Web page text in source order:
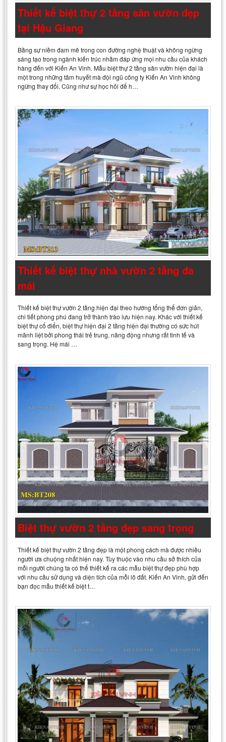
Thiết kế biệt thự 2 tầng sân vườn đẹp
tại Hậu Giang
Bằng sự niềm đam mê trong con đường nghệ thuật và không ngừng
sáng tạo trong ngành kiến trúc nhằm đáp ứng mọi nhu cầu của khách
hàng đến với Kiến An Vinh. Mẫu biệt thự 2 tầng sân vườn hiện đại là
một trong những tâm huyết mà đội ngũ công ty Kiến An Vinh không
ngừng thay đổi. Cũng như sự học hỏi để h…
Thiết kế biệt thự nhà vườn 2 tầng đa
mái
Thiết kế biệt thự vườn 2 tầng hiện đại theo hướng tổng thể đơn giản,
chi tiết phong phú đang trở thành trào lưu hiện nay. Khác với thiết kế
biệt thự cổ điển, biệt thự hiện đại 2 tầng hiện đại thường có sức hút
mãnh liệt bởi phong thái trẻ trung, năng động nhưng rất tinh tế và
sang trọng. Hệ mái …
Biệt thự vườn 2 tầng đẹp sang trọng
Thiết kế biệt thự vườn 2 tầng đẹp là một phong cách mà được nhiều
người ưa chuộng nhất hiện nay. Tùy thuộc vào nhu cầu sở thích của
mỗi người chúng ta có thể thiết kế ra các mẫu biệt thự đẹp phù hợp
với nhu cầu sử dụng và diện tích của mỗi lô đất. Kiến An Vinh, gửi đến
bạn đọc mẫu thiết kế biệt t…